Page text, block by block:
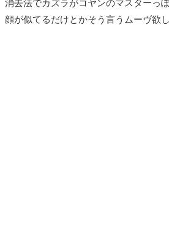
消去法でカズラがコヤンのマスターっ
顔が似てるだけとかそう言うムーヴ欲